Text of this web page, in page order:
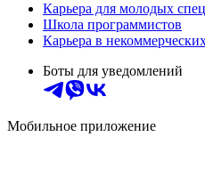
Карьера для молодых
Школа программистов
Карьера в
Боты для уведомлений
Мобильное приложение